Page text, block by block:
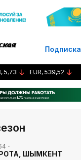
Подписка
5,73 EUR, 539,52
ШЫМКЕНТ